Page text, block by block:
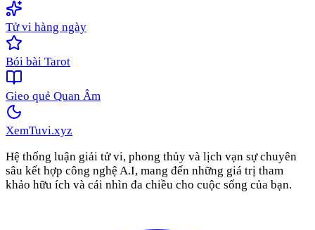
Tử vi hàng ngày
Bói bài Tarot
Gieo quẻ Quan Âm
XemTuvi.xyz
Hệ thống luận giải tử vi, phong thủy và lịch vạn sự chuyên
sâu kết hợp công nghệ A.I, mang đến những giá trị tham
khảo hữu ích và cái nhìn đa chiều cho cuộc sống của bạn.